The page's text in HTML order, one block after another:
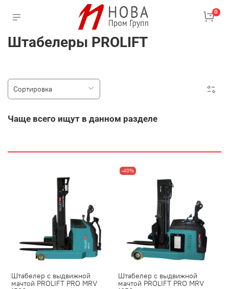
0
Штабелеры PROLIFT
Чаще всего ищут в данном разделе
Штабелер с выдвижной
мачтой PROLIFT PRO MRV
-40%
Штабелер с выдвижной
мачтой PROLIFT PRO MRV